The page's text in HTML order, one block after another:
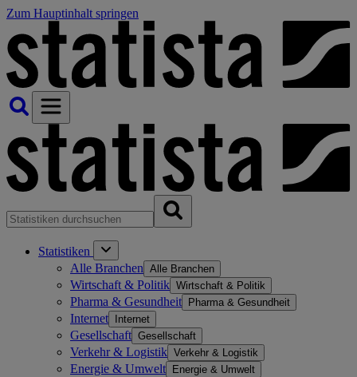
Zum Hauptinhalt springen
Statistiken
Alle Branchen Alle Branchen
Wirtschaft & Politik Wirtschaft & Politik
Pharma & Gesundheit Pharma & Gesundheit
Internet Internet
Gesellschaft Gesellschaft
Verkehr & Logistik Verkehr & Logistik
Energie & Umwelt Energie & Umwelt